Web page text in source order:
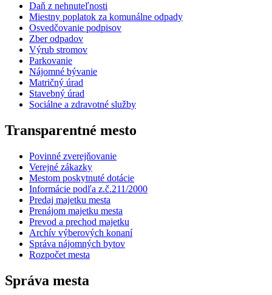
Daň z nehnuteľnosti
Miestny poplatok za komunálne odpady
Osvedčovanie podpisov
Zber odpadov
Výrub stromov
Parkovanie
Nájomné bývanie
Matričný úrad
Stavebný úrad
Sociálne a zdravotné služby
Transparentné mesto
Povinné zverejňovanie
Verejné zákazky
Mestom poskytnuté dotácie
Informácie podľa z.č.211/2000
Predaj majetku mesta
Prenájom majetku mesta
Prevod a prechod majetku
Archív výberových konaní
Správa nájomných bytov
Rozpočet mesta
Správa mesta